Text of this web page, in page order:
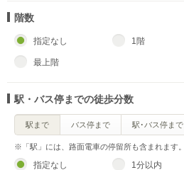
階数
指定なし 1階
最上階
駅・バス停までの徒歩分数
駅まで バス停まで 駅･バス停まで
指定なし 1分以内
※「駅」には、路面電車の停留所も含まれます。